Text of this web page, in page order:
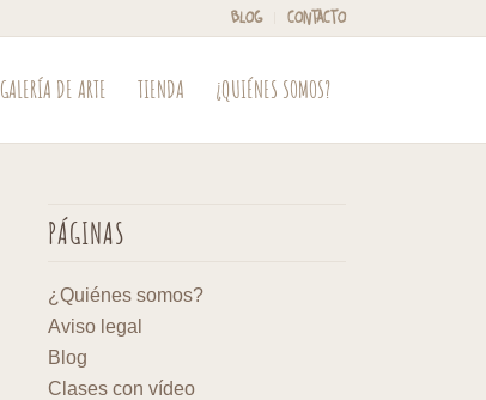
BLOG CONTACTO
GALERÍA DE ARTE TIENDA ¿QUIÉNES SOMOS?
PÁGINAS
¿Quiénes somos?
Aviso legal
Blog
Clases con vídeo